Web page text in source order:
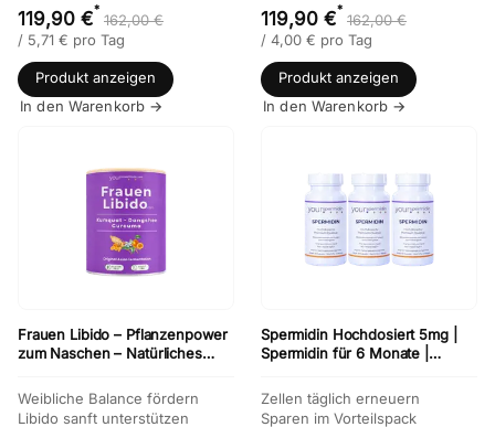
119,90 €*
162,00 €
/ 5,71 € pro Tag
Produkt anzeigen
In den Warenkorb →
119,90 €*
162,00 €
/ 4,00 € pro Tag
Produkt anzeigen
In den Warenkorb →
Frauen Libido – Pflanzenpower
zum Naschen – Natürliches
Balance & gesteigerte Lust in
30 Tagen
Weibliche Balance fördern
Libido sanft unterstützen
Spermidin Hochdosiert 5mg |
Spermidin für 6 Monate |
Kaufen | 3-er Vorteilsset
Zellen täglich erneuern
Sparen im Vorteilspack